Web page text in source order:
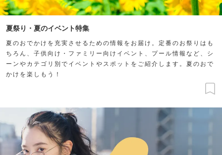
夏祭り・夏のイベント特集
夏のおでかけを充実させるための情報をお届け。定番のお祭りはも
ちろん、子供向け・ファミリー向けイベント、プール情報など、シ
ーンやカテゴリ別でイベントやスポットをご紹介します。夏のおで
かけを楽しもう！